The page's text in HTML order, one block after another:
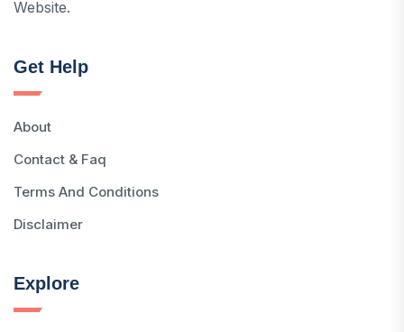
Website.
Get Help
About
Contact & Faq
Terms And Conditions
Disclaimer
Explore